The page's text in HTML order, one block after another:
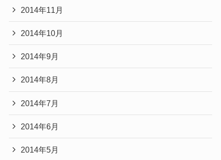
2014年11月
2014年10月
2014年9月
2014年8月
2014年7月
2014年6月
2014年5月